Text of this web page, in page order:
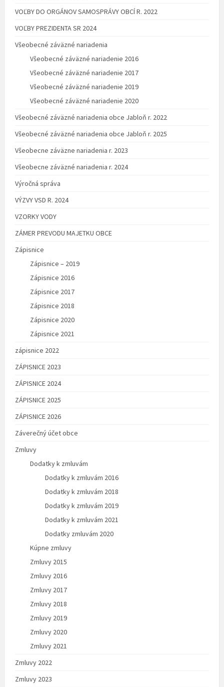
VOĽBY DO ORGÁNOV SAMOSPRÁVY OBCÍ R. 2022
VOĽBY PREZIDENTA SR 2024
Všeobecné záväzné nariadenia
Všeobecné záväzné nariadenie 2016
Všeobecné záväzné nariadenie 2017
Všeobecné záväzné nariadenie 2019
Všeobecné záväzné nariadenie 2020
Všeobecné záväzné nariadenia obce Jabloň r. 2022
Všeobecné záväzné nariadenia obce Jabloň r. 2025
Všeobecne záväzne nariadenia r. 2023
Všeobecne záväzné nariadenia r. 2024
Výročná správa
VÝZVY VSD R. 2024
VZORKY VODY
ZÁMER PREVODU MAJETKU OBCE
Zápisnice
Zápisnice – 2019
Zápisnice 2016
Zápisnice 2017
Zápisnice 2018
Zápisnice 2020
Zápisnice 2021
zápisnice 2022
ZÁPISNICE 2023
ZÁPISNICE 2024
ZÁPISNICE 2025
ZÁPISNICE 2026
Záverečný účet obce
Zmluvy
Dodatky k zmluvám
Dodatky k zmluvám 2016
Dodatky k zmluvám 2018
Dodatky k zmluvám 2019
Dodatky k zmluvám 2021
Dodatky zmluvám 2020
Kúpne zmluvy
Zmluvy 2015
Zmluvy 2016
Zmluvy 2017
Zmluvy 2018
Zmluvy 2019
Zmluvy 2020
Zmluvy 2021
Zmluvy 2022
Zmluvy 2023